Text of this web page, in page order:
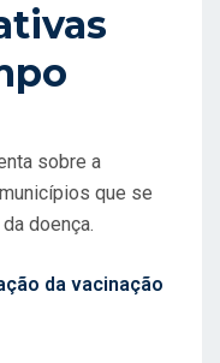
sobre a
que se
doença.
da vacinação